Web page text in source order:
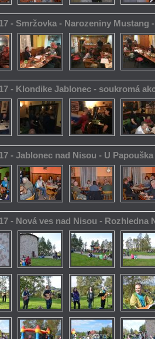
- Smržovka - Narozeniny Mustang
- Klondike Jablonec - soukromá
- Jablonec nad Nisou - U
- Nová ves nad Nisou - Rozhledna